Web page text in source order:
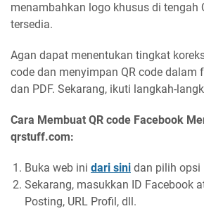
menambahkan logo khusus di tengah
tersedia.
Agan dapat menentukan tingkat
code dan menyimpan QR code dalam
dan PDF. Sekarang, ikuti langkah-
Cara Membuat QR code Facebook
qrstuff.com:
Buka web ini dari sini dan pilih opsi
Sekarang, masukkan ID Facebook
Posting, URL Profil, dll.